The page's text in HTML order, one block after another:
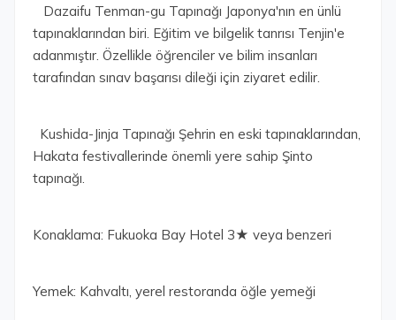
Dazaifu Tenman-gu Tapınağı Japonya'nın en ünlü
tapınaklarından biri. Eğitim ve bilgelik tanrısı Tenjin'e
adanmıştır. Özellikle öğrenciler ve bilim insanları
tarafından sınav başarısı dileği için ziyaret edilir.
Kushida-Jinja Tapınağı Şehrin en eski tapınaklarından,
Hakata festivallerinde önemli yere sahip Şinto
tapınağı.
Konaklama: Fukuoka Bay Hotel 3★ veya benzeri
Yemek: Kahvaltı, yerel restoranda öğle yemeği